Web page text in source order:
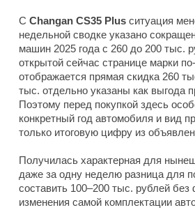
С Changan CS35 Plus ситуация
недельной сводке указано
машин 2025 года с 260 до 200 тыс.
открытой сейчас странице марки
отображается прямая скидка 260
тыс. отдельно указаны как выгода
Поэтому перед покупкой здесь
конкретный год автомобиля и вид
только итоговую цифру из
Получилась характерная для
даже за одну неделю разница для
составить 100–200 тыс. рублей без
изменения самой комплектации